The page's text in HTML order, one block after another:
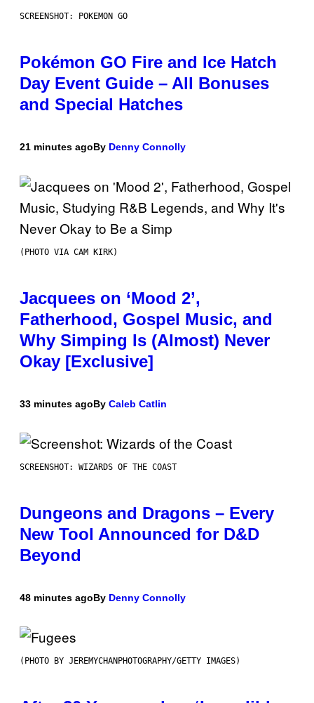
SCREENSHOT: POKEMON GO
Pokémon GO Fire and Ice Hatch
Day Event Guide – All Bonuses
and Special Hatches
21 minutes agoBy Denny Connolly
(PHOTO VIA CAM KIRK)
Jacquees on ‘Mood 2’,
Fatherhood, Gospel Music, and
Why Simping Is (Almost) Never
Okay [Exclusive]
33 minutes agoBy Caleb Catlin
SCREENSHOT: WIZARDS OF THE COAST
Dungeons and Dragons – Every
New Tool Announced for D&D
Beyond
48 minutes agoBy Denny Connolly
(PHOTO BY JEREMYCHANPHOTOGRAPHY/GETTY IMAGES)